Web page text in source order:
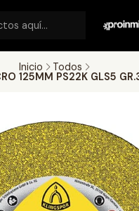
Inicio
Todos
125MM PS22K GLS5